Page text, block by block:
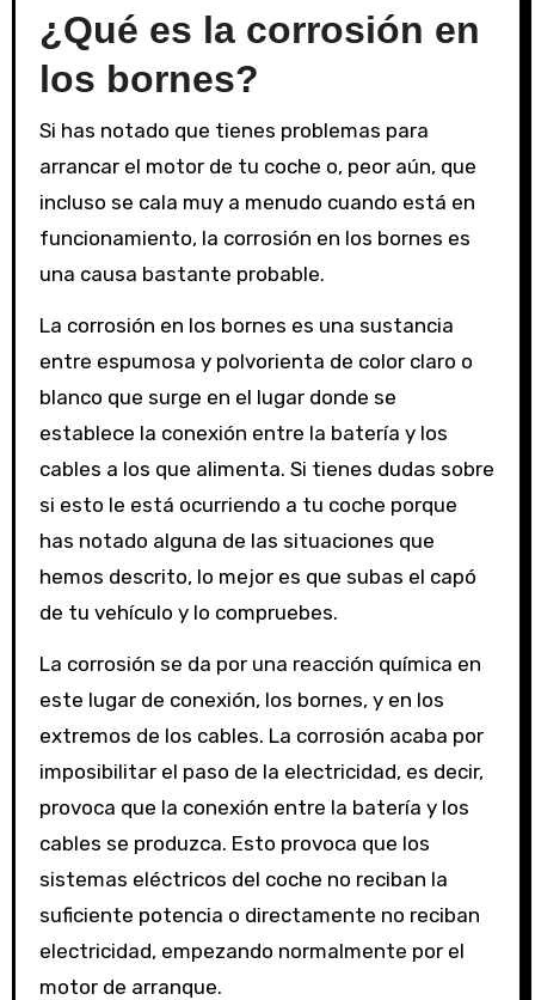
¿Qué es la corrosión en
los bornes?
Si has notado que tienes problemas para
arrancar el motor de tu coche o, peor aún, que
incluso se cala muy a menudo cuando está en
funcionamiento, la corrosión en los bornes es
una causa bastante probable.
La corrosión en los bornes es una sustancia
entre espumosa y polvorienta de color claro o
blanco que surge en el lugar donde se
establece la conexión entre la batería y los
cables a los que alimenta. Si tienes dudas sobre
si esto le está ocurriendo a tu coche porque
has notado alguna de las situaciones que
hemos descrito, lo mejor es que subas el capó
de tu vehículo y lo compruebes.
La corrosión se da por una reacción química en
este lugar de conexión, los bornes, y en los
extremos de los cables. La corrosión acaba por
imposibilitar el paso de la electricidad, es decir,
provoca que la conexión entre la batería y los
cables se produzca. Esto provoca que los
sistemas eléctricos del coche no reciban la
suficiente potencia o directamente no reciban
electricidad, empezando normalmente por el
motor de arranque.